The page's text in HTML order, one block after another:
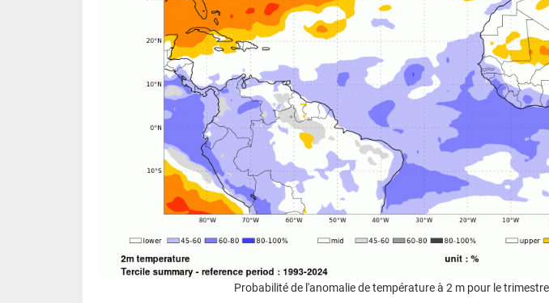
Probabilité de l'anomalie de température à 2 m pour le trimestre